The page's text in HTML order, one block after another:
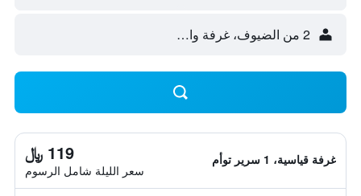
2 من الضيوف، غرفة واحدة
غرفة قياسية، 1 سرير توأم 119 ﷼
سعر الليلة شامل الرسوم